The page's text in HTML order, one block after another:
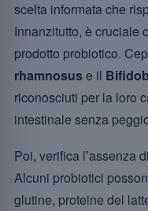
scelta informata che
Innanzitutto, è cruciale
prodotto probiotico.
rhamnosuse il
riconosciuti per la loro
intestinale senza
Poi, verifica l’assenza
Alcuni probiotici
glutine, proteine del